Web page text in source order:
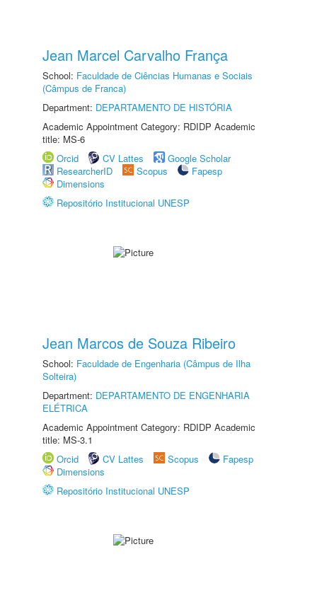
Jean Marcel Carvalho França
School: Faculdade de Ciências Humanas e Sociais
(Câmpus de Franca)
Department: DEPARTAMENTO DE HISTÓRIA
Academic Appointment Category: RDIDP Academic
title: MS-6
Orcid
CV Lattes
Google Scholar
ResearcherID
Scopus
Fapesp
Dimensions
Repositório Institucional UNESP
Jean Marcos de Souza Ribeiro
School: Faculdade de Engenharia (Câmpus de Ilha
Solteira)
Department: DEPARTAMENTO DE ENGENHARIA
ELÉTRICA
Academic Appointment Category: RDIDP Academic
title: MS-3.1
Orcid
CV Lattes Scopus
Fapesp
Dimensions
Repositório Institucional UNESP